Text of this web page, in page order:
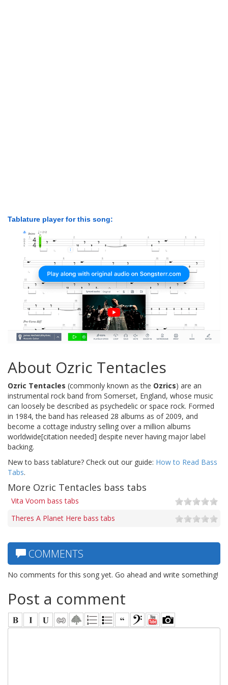
Tablature player for this song:
About Ozric Tentacles
Ozric Tentacles (commonly known as the Ozrics) are an
instrumental rock band from Somerset, England, whose music
can loosely be described as psychedelic or space rock. Formed
in 1984, the band has released 28 albums as of 2009, and
become a cottage industry selling over a million albums
worldwide[citation needed] despite never having major label
backing.
New to bass tablature? Check out our guide: How to Read Bass
Tabs.
More Ozric Tentacles bass tabs
Vita Voom bass tabs
Theres A Planet Here bass tabs
COMMENTS
No comments for this song yet. Go ahead and write something!
Post a comment